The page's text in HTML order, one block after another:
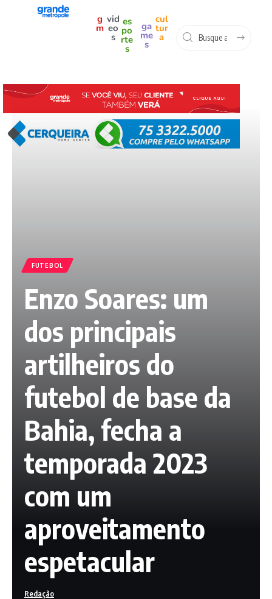
g
m
vid
eo
s
es
po
rte
s
ga
me
s
cul
tur
a
FUTEBOL
Enzo Soares: um
dos principais
artilheiros do
futebol de base da
Bahia, fecha a
temporada 2023
com um
aproveitamento
espetacular
Redação